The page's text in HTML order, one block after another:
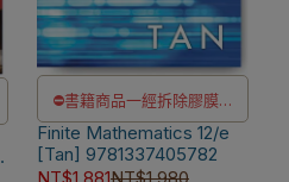
⛔書籍商品一經拆除膠膜，
除非瑕疵換書不提供退貨與
退款
Finite Mathematics 12/e
[Tan] 9781337405782